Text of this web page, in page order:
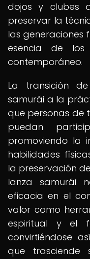
dojos y clubes
preservar la
las generaciones
esencia de
contemporáneo.
La transición
samurái a la
que personas de
puedan
promoviendo la
habilidades
la preservación
lanza samurái
eficacia en el
valor como
espiritual y el
convirtiéndose
que trasciende